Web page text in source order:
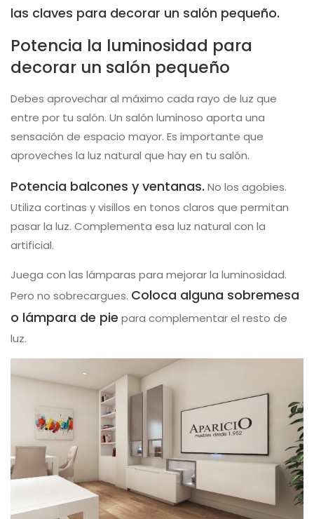
las claves para decorar un salón pequeño.
Potencia la luminosidad para
decorar un salón pequeño
Debes aprovechar al máximo cada rayo de luz que
entre por tu salón. Un salón luminoso aporta una
sensación de espacio mayor. Es importante que
aproveches la luz natural que hay en tu salón.
Potencia balcones y ventanas. No los agobies.
Utiliza cortinas y visillos en tonos claros que permitan
pasar la luz. Complementa esa luz natural con la
artificial.
Juega con las lámparas para mejorar la luminosidad.
Pero no sobrecargues. Coloca alguna sobremesa
o lámpara de pie para complementar el resto de
luz.